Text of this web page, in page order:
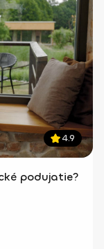
4.9
podujatie?